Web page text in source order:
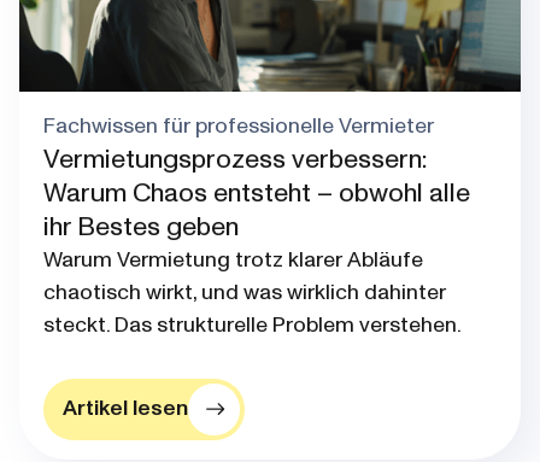
Fachwissen für professionelle Vermieter
Vermietungsprozess verbessern:
Warum Chaos entsteht – obwohl alle
ihr Bestes geben
Warum Vermietung trotz klarer Abläufe
chaotisch wirkt, und was wirklich dahinter
steckt. Das strukturelle Problem verstehen.
Artikel lesen